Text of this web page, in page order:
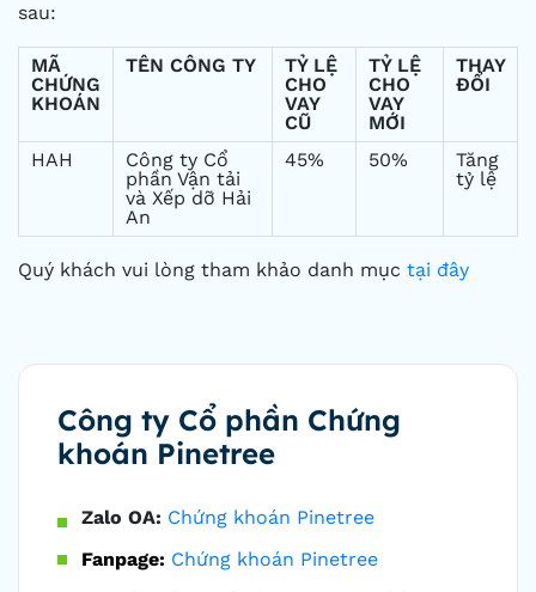
sau:
MÃ
CHỨNG
KHOÁN
TÊN CÔNG TY
TỶ LỆ
CHO
VAY
CŨ
TỶ LỆ
CHO
VAY
MỚI
THAY
ĐỔI
HAH
Công ty Cổ
phần Vận tải
và Xếp dỡ Hải
An
45% 50%
Tăng
tỷ lệ
Quý khách vui lòng tham khảo danh mục tại đây
Công ty Cổ phần Chứng
khoán Pinetree
Zalo OA: Chứng khoán Pinetree
Fanpage: Chứng khoán Pinetree